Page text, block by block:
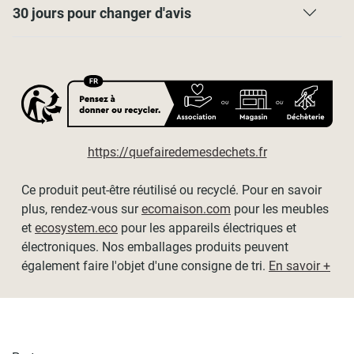
Encombrement du store replié : 3,5cm
esthétique. Merci de tenir compte de cela dans le choix de
la hauteur de votre store.
Dimensionsdisponibles(tissu / hors-tout) :
- L60cm x H190cm / L64cm x H190cm
- L90cm x H190cm / L94cm x H190cm
- L120cm x H190cm / L124cm x H190cm
- L150cm x H190cm / L154cm x H190cm
30 jours pour changer d'avis
https://quefairedemesdechets.fr
Ce produit peut-être réutilisé ou recyclé. Pour en savoir
plus, rendez-vous surecomaison.com pour les meubles
et ecosystem.eco pour les appareils électriques et
électroniques. Nos emballages produits peuvent
également faire l'objet d'une consigne de tri. En savoir +